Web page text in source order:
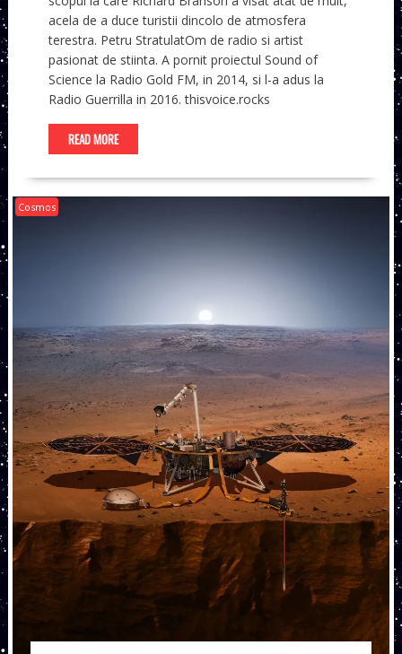
acela de a duce turistii dincolo de atmosfera
terestra. Petru StratulatOm de radio si artist
pasionat de stiinta. A pornit proiectul Sound of
Science la Radio Gold FM, in 2014, si l-a adus la
Radio Guerrilla in 2016. thisvoice.rocks
READ MORE
Cosmos